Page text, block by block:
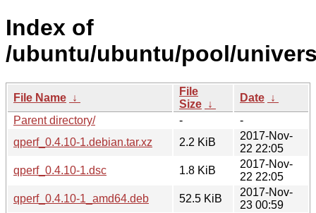
Index of
/ubuntu/ubuntu/pool/
File Name ↓
File
Size ↓
Date ↓
Parent directory/
-
-
qperf_0.4.10-1.debian.tar.xz
2.2 KiB
2017-Nov-
22 22:05
qperf_0.4.10-1.dsc
1.8 KiB
2017-Nov-
22 22:05
qperf_0.4.10-1_amd64.deb
52.5 KiB
2017-Nov-
23 00:59